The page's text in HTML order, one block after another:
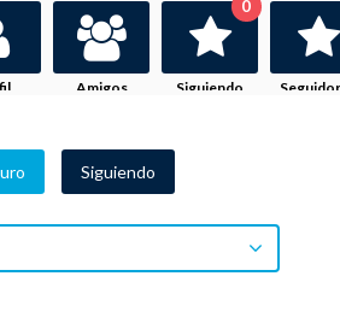
Amigos Siguiendo
0
Siguiendo